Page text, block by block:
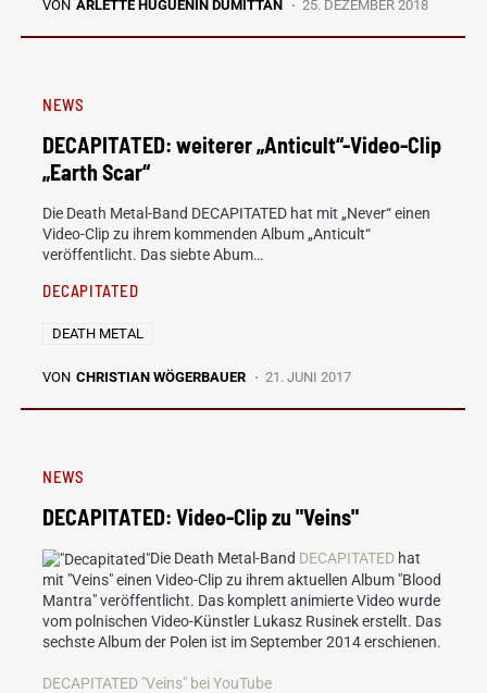
VON ARLETTE HUGUENIN DUMITTAN 25. DEZEMBER 2018
NEWS
DECAPITATED: weiterer „Anticult“-Video-Clip
„Earth Scar“
Die Death Metal-Band DECAPITATED hat mit „Never“ einen
Video-Clip zu ihrem kommenden Album „Anticult“
veröffentlicht. Das siebte Abum…
DECAPITATED
DEATH METAL
VON CHRISTIAN WÖGERBAUER 21. JUNI 2017
NEWS
DECAPITATED: Video-Clip zu "Veins"
Die Death Metal-Band DECAPITATED hat
mit "Veins" einen Video-Clip zu ihrem aktuellen Album "Blood
Mantra" veröffentlicht. Das komplett animierte Video wurde
vom polnischen Video-Künstler Lukasz Rusinek erstellt. Das
sechste Album der Polen ist im September 2014 erschienen.
DECAPITATED "Veins" bei YouTube